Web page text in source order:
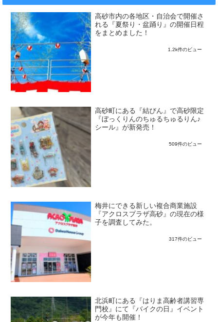
高砂市内の各地区・自治会で開催さ
れる『夏祭り・盆踊り』の開催日程
をまとめました！
1.2k件のビュー
高砂町にある『結びん』で高砂限定
『ぼっくりんのちゅるちゅるりん♪
シール』が新発売！
509件のビュー
梅井にできる新しい複合商業施設
『アクロスプラザ高砂』の現在の様
子を調査してみた。
317件のビュー
北浜町にある『はりま高齢者講習専
門校』にて『バイクの日』イベント
が今年も開催！